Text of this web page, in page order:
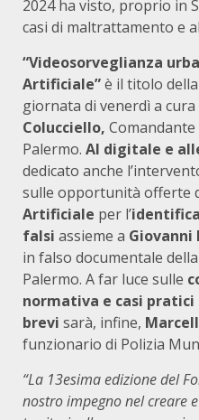
2024 ha visto, proprio in
casi di maltrattamento e
“Videosorveglianza
Artificiale”è il titolo
giornata di venerdì a cura
Colucciello,
Palermo. Al digitale e
dedicato anche
sulle opportunità offerte
Artificiale per l’
falsi assieme a Giovanni
in falso documentale
Palermo. A far luce sulle
normativa e casi
brevi sarà, infine,
funzionario di Polizia
“La 13esima edizione del
nostro impegno nel creare